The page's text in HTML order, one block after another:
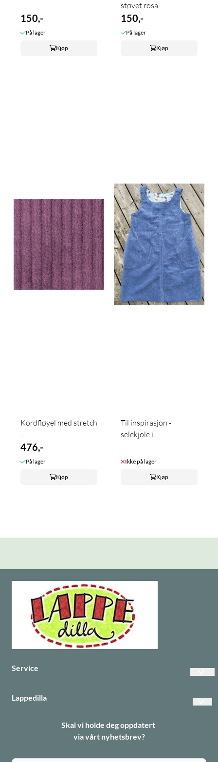
150,-
På lager
Kjøp
støvet rosa
150,-
På lager
Kjøp
Kordfløyel med stretch
- ...
476,-
På lager
Kjøp
Til inspirasjon -
selekjole i ...
Ikke på lager
Kjøp
Service
Lappedilla
Skal vi holde deg oppdatert
via vårt nyhetsbrev?